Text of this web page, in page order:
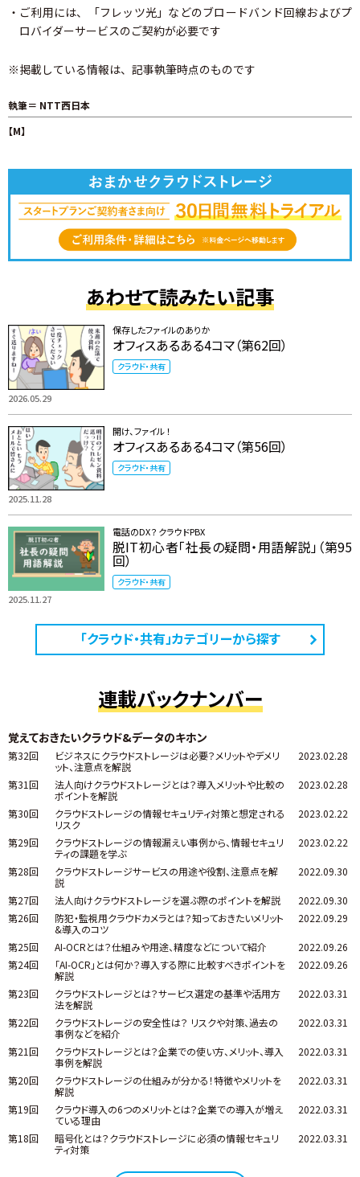
・ご利用には、「フレッツ光」などのブロードバンド回線およびプ
ロバイダーサービスのご契約が必要です
※掲載している情報は、記事執筆時点のものです
執筆＝ NTT西日本
【M】
あわせて読みたい記事
2026.05.29
保存したファイルのありか
オフィスあるある4コマ（第62回）
クラウド・共有
2025.11.28
開け、ファイル ！
オフィスあるある4コマ（第56回）
クラウド・共有
2025.11.27
電話のDX？ クラウドPBX
脱IT初心者「社長の疑問・用語解説」（第95
回）
クラウド・共有
「クラウド・共有」カテゴリーから探す
連載バックナンバー
覚えておきたいクラウド&データのキホン
第32回
ビジネスにクラウドストレージは必要？メリットやデメリ
ット、注意点を解説
2023.02.28
第31回
法人向けクラウドストレージとは？導入メリットや比較の
ポイントを解説
2023.02.28
第30回
クラウドストレージの情報セキュリティ対策と想定される
リスク
2023.02.22
第29回
クラウドストレージの情報漏えい事例から、情報セキュリ
ティの課題を学ぶ
2023.02.22
第28回
クラウドストレージサービスの用途や役割、注意点を解
説
2022.09.30
第27回 法人向けクラウドストレージを選ぶ際のポイントを解説
2022.09.30
第26回
防犯・監視用クラウドカメラとは？知っておきたいメリット
&導入のコツ
2022.09.29
第25回 AI-OCRとは？仕組みや用途、精度などについて紹介
2022.09.26
第24回
「AI-OCR」とは何か？導入する際に比較すべきポイントを
解説
2022.09.26
第23回
クラウドストレージとは？サービス選定の基準や活用方
法を解説
2022.03.31
第22回
クラウドストレージの安全性は？ リスクや対策、過去の
事例などを紹介
2022.03.31
第21回
クラウドストレージとは？企業での使い方、メリット、導入
事例を解説
2022.03.31
第20回
クラウドストレージの仕組みが分かる！特徴やメリットを
解説
2022.03.31
第19回
クラウド導入の6つのメリットとは？企業での導入が増え
ている理由
2022.03.31
第18回
暗号化とは？クラウドストレージに必須の情報セキュリ
ティ対策
2022.03.31